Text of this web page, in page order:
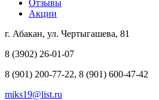
Отзывы
Акции
г. Абакан, ул. Чертыгашева, 81
8 (3902) 26-01-07
8 (901) 200-77-22, 8 (901) 600-47-42
miks19@list.ru